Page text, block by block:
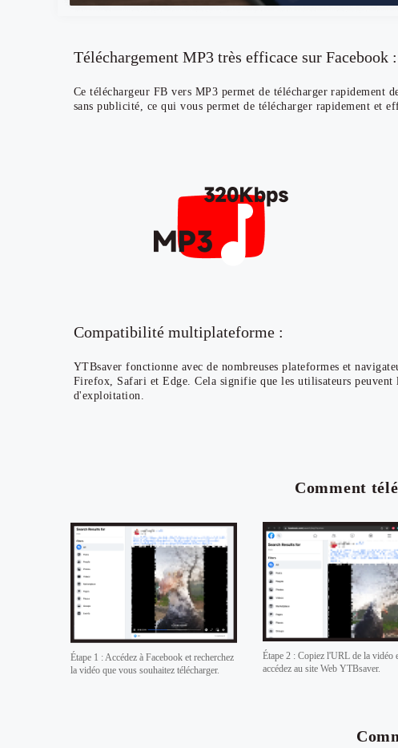
Téléchargement MP3 très efficace sur Facebook :
Ce téléchargeur FB vers MP3 permet de télécharger rapidement
sans publicité, ce qui vous permet de télécharger rapidement et
Compatibilité multiplateforme :
YTBsaver fonctionne avec de nombreuses plateformes et
Firefox, Safari et Edge. Cela signifie que les utilisateurs
d'exploitation.
Comment
Étape 1 : Accédez à Facebook et recherchez
la vidéo que vous souhaitez télécharger.
Étape 2 : Copiez l'URL de la vidéo
accédez au site Web YTBsaver.